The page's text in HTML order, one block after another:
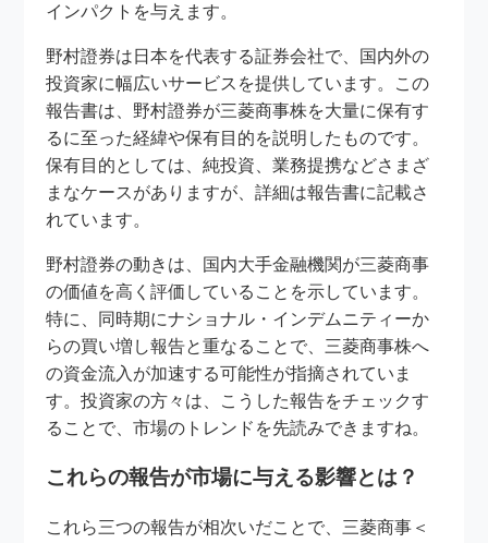
インパクトを与えます。
野村證券は日本を代表する証券会社で、国内外の
投資家に幅広いサービスを提供しています。この
報告書は、野村證券が三菱商事株を大量に保有す
るに至った経緯や保有目的を説明したものです。
保有目的としては、純投資、業務提携などさまざ
まなケースがありますが、詳細は報告書に記載さ
れています。
野村證券の動きは、国内大手金融機関が三菱商事
の価値を高く評価していることを示しています。
特に、同時期にナショナル・インデムニティーか
らの買い増し報告と重なることで、三菱商事株へ
の資金流入が加速する可能性が指摘されていま
す。投資家の方々は、こうした報告をチェックす
ることで、市場のトレンドを先読みできますね。
これらの報告が市場に与える影響とは？
これら三つの報告が相次いだことで、三菱商事＜